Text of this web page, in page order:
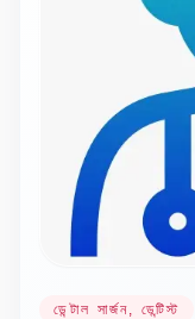
ডেন্টাল সার্জন, ডেন্টিস্ট